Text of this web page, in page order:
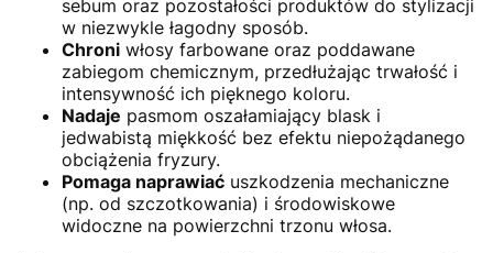
sebum oraz pozostałości produktów do stylizacji
w niezwykle łagodny sposób.
Chroni włosy farbowane oraz poddawane
zabiegom chemicznym, przedłużając trwałość i
intensywność ich pięknego koloru.
Nadaje pasmom oszałamiający blask i
jedwabistą miękkość bez efektu niepożądanego
obciążenia fryzury.
Pomaga naprawiać uszkodzenia mechaniczne
(np. od szczotkowania) i środowiskowe
widoczne na powierzchni trzonu włosa.